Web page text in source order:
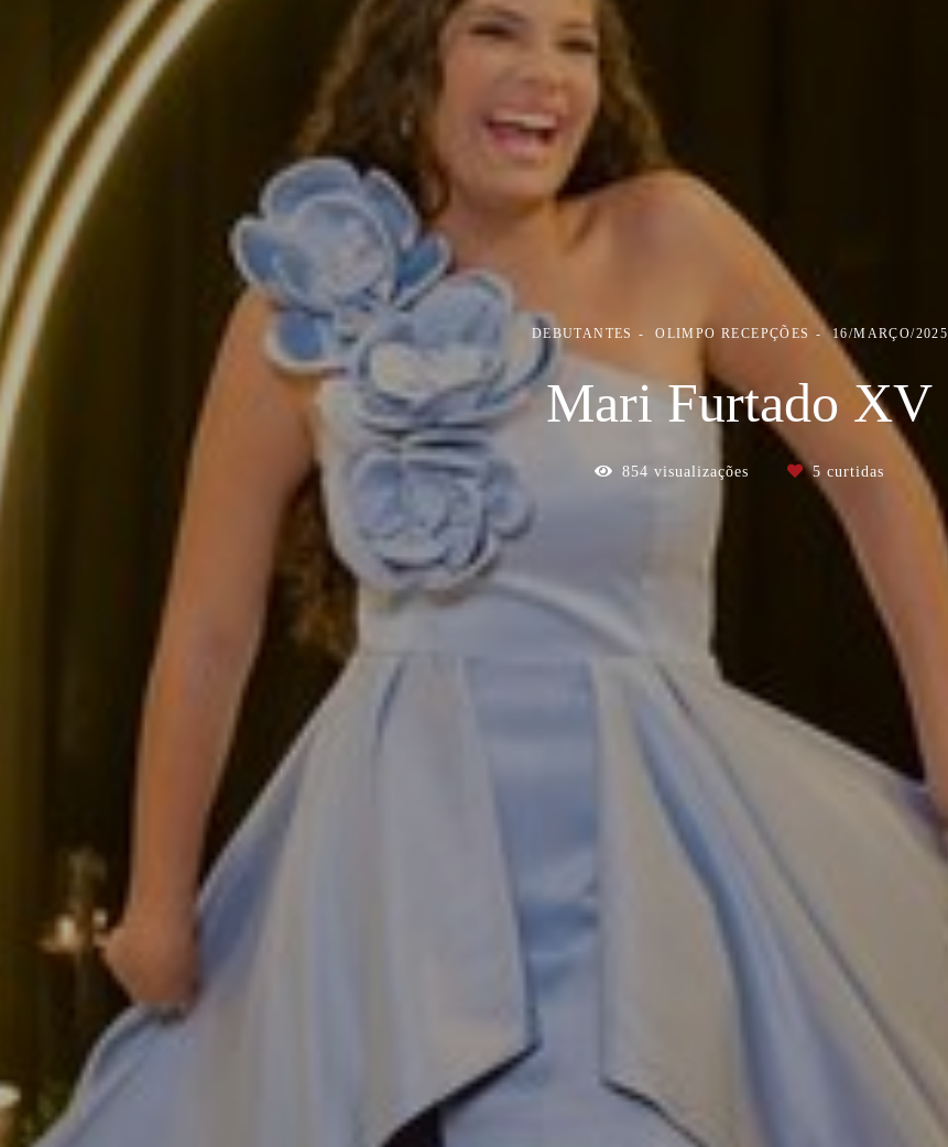
DEBUTANTES OLIMPO RECEPÇÕES 16/MARÇO/2025
Mari Furtado XV
854 visualizações 5 curtidas